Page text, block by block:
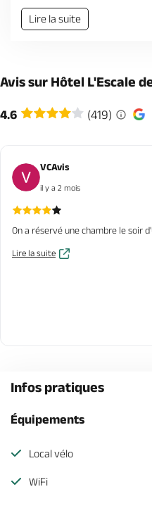
Lire la suite
Avis sur Hôtel L'Escale
4.6 (419)
VCAvis
il y a 2 mois
On a réservé une chambre le soir
Lire la suite
Infos pratiques
Équipements
Local vélo
WiFi